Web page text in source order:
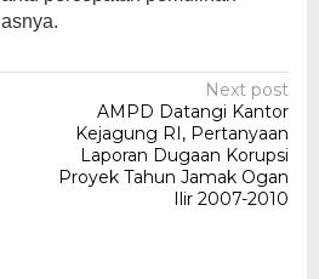
Next post
AMPD Datangi Kantor
Kejagung RI, Pertanyaan
Laporan Dugaan Korupsi
Proyek Tahun Jamak Ogan
Ilir 2007-2010